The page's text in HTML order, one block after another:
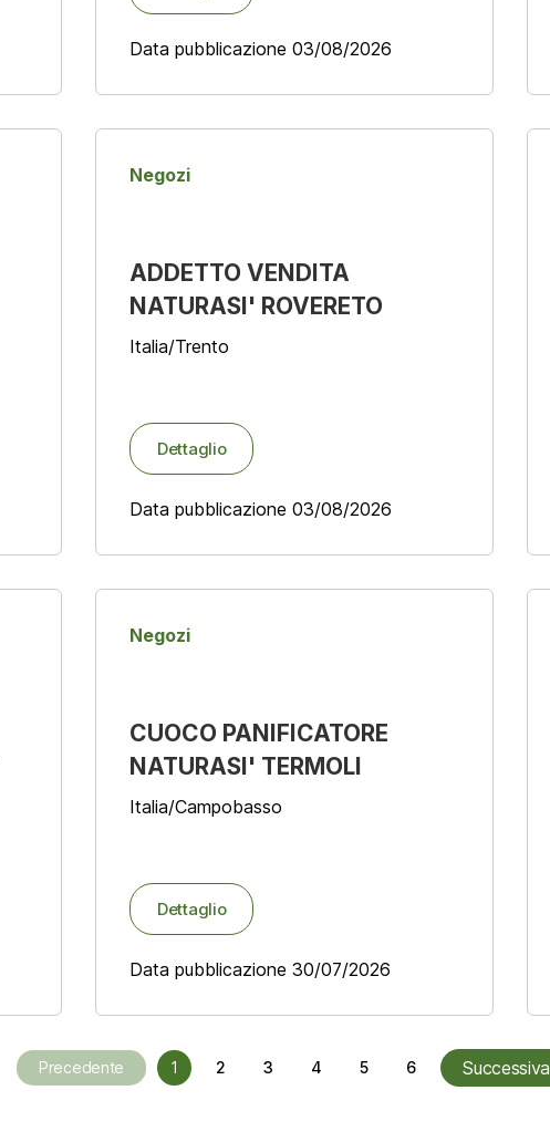
Data pubblicazione 03/08/2026
Negozi
ADDETTO VENDITA
NATURASI' ROVERETO
Italia/Trento
Dettaglio
Data pubblicazione 03/08/2026
Negozi
CUOCO PANIFICATORE
NATURASI' TERMOLI
Italia/Campobasso
Dettaglio
Data pubblicazione 30/07/2026
Precedente 1 2 3 4 5 6 Successiva